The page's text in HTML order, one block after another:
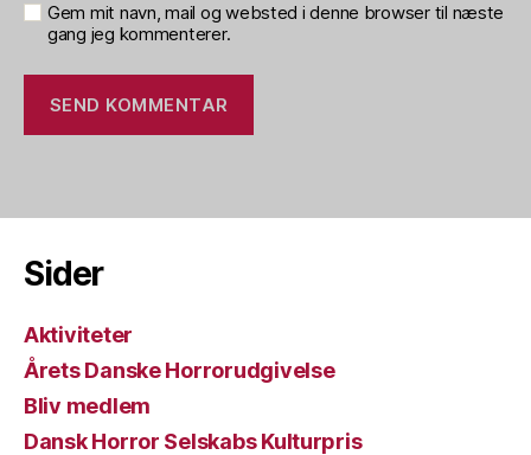
Gem mit navn, mail og websted i denne browser til næste
gang jeg kommenterer.
Sider
Aktiviteter
Årets Danske Horrorudgivelse
Bliv medlem
Dansk Horror Selskabs Kulturpris